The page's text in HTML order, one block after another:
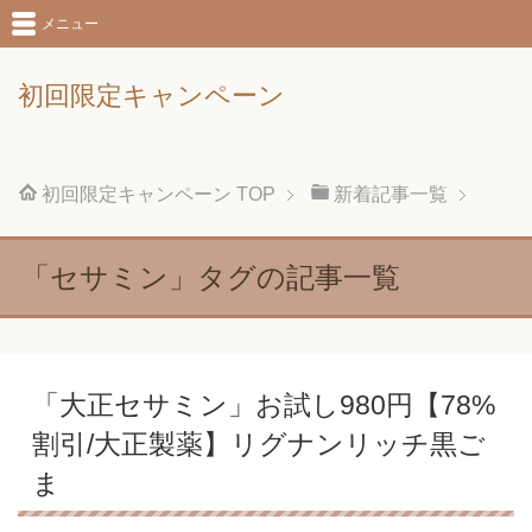
初回限定キャンペーン
メニュー
初回限定キャンペーン TOP 新着記事一覧
「セサミン」タグの記事一覧
「大正セサミン」お試し980円【78%
割引/大正製薬】リグナンリッチ黒ご
ま